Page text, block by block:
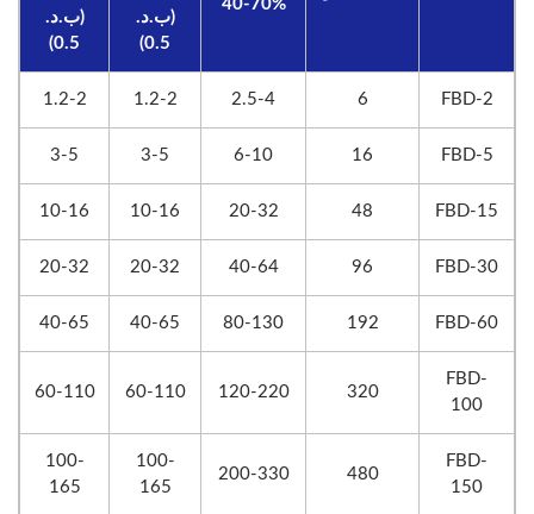
40-70%
(ب.د.
0.5)
(ب.د.
0.5)
FBD-2
6
2.5-4
1.2-2
1.2-2
FBD-5
16
6-10
3-5
3-5
FBD-15
48
20-32
10-16
10-16
FBD-30
96
40-64
20-32
20-32
FBD-60
192
80-130
40-65
40-65
FBD-
100
320
120-220
60-110
60-110
FBD-
150
480
200-330
100-
165
100-
165